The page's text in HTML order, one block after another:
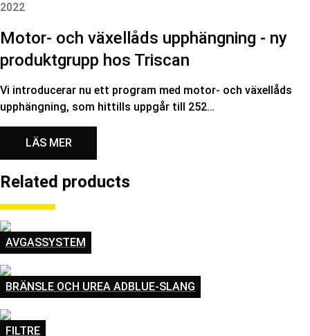
2022
Motor- och växellåds upphängning - ny
produktgrupp hos Triscan
Vi introducerar nu ett program med motor- och växellåds
upphängning, som hittills uppgår till 252…
LÄS MER
Related products
AVGASSYSTEM
BRÄNSLE OCH UREA ADBLUE-SLANG
FILTRE